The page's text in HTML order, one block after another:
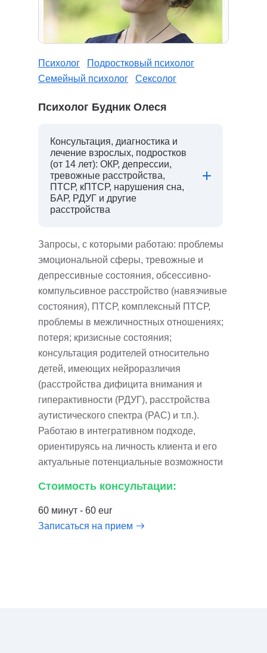
Психолог
Подростковый психолог
Семейный психолог
Сексолог
Психолог Будник Олеся
Консультация, диагностика и
лечение взрослых, подростков
(от 14 лет): ОКР, депрессии,
тревожные расстройства,
ПТСР, кПТСР, нарушения сна,
БАР, РДУГ и другие
расстройства
Запросы, с которыми работаю: проблемы
эмоциональной сферы, тревожные и
депрессивные состояния, обсессивно-
компульсивное расстройство (навязчивые
состояния), ПТСР, комплексный ПТСР,
проблемы в межличностных отношениях;
потеря; кризисные состояния;
консультация родителей относительно
детей, имеющих нейроразличия
(расстройства дифицита внимания и
гиперактивности (РДУГ), расстройства
аутистического спектра (РАС) и т.п.).
Работаю в интегративном подходе,
ориентируясь на личность клиента и его
актуальные потенциальные возможности
Стоимость консультации:
60 минут - 60 eur
Записаться на прием